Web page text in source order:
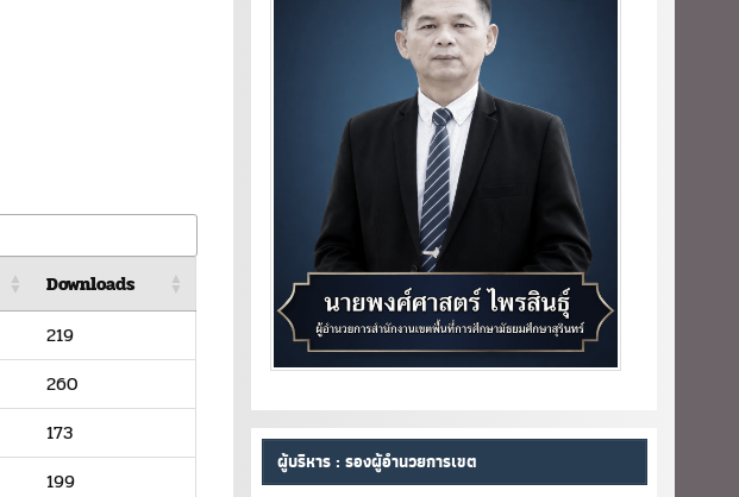
Downloads
219
260
173
199
ผู้บริหาร : รองผู้อำนวยการเขต